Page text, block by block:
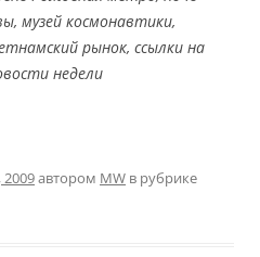
музей космонавтики,
рынок, ссылки на
недели
2009автором MW в рубрике